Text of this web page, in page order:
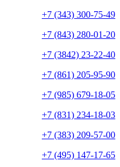
+7 (343) 300-75-49
+7 (843) 280-01-20
+7 (3842) 23-22-40
+7 (861) 205-95-90
+7 (985) 679-18-05
+7 (831) 234-18-03
+7 (383) 209-57-00
+7 (495) 147-17-65